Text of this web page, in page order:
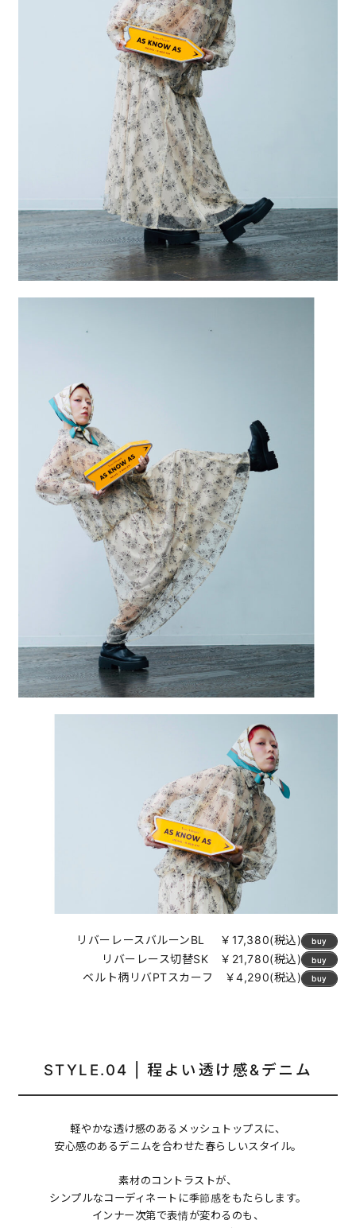
リバーレースバルーンBL ￥17,380(税込) buy
リバーレース切替SK ￥21,780(税込) buy
ベルト柄リバPTスカーフ ￥4,290(税込) buy
STYLE.04 | 程よい透け感&デニム
軽やかな透け感のあるメッシュトップスに、
安心感のあるデニムを合わせた春らしいスタイル。
素材のコントラストが、
シンプルなコーディネートに季節感をもたらします。
インナー次第で表情が変わるのも、